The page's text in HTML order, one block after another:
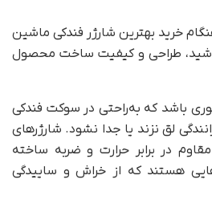
خرید بهترین شارژر فندکی ماشین
طراحی و‌ کیفیت ساخت محصول
باشد که به‌راحتی در سوکت فندکی
لق نزند یا جدا نشود. شارژرهای
در برابر حرارت و ضربه ساخته
هستند که از خراش و ساییدگی